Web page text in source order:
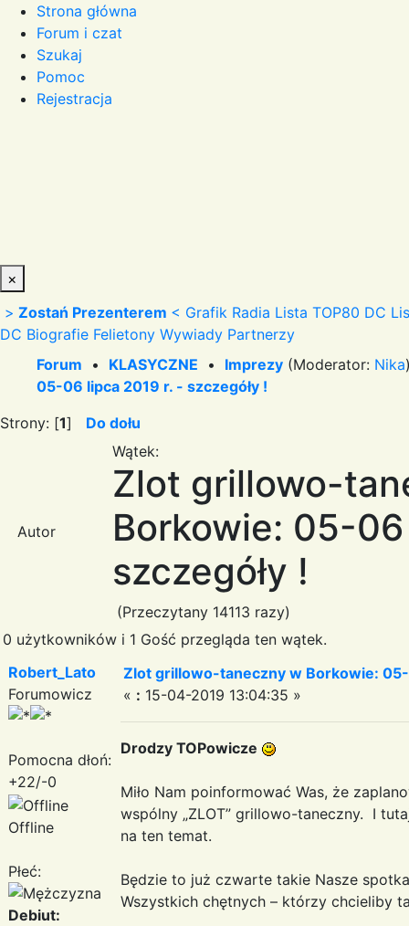
Strona główna
Forum i czat
Szukaj
Pomoc
Rejestracja
×
> Zostań Prezenterem < Grafik Radia Lista TOP80 DC
DC Biografie Felietony Wywiady Partnerzy
Forum • KLASYCZNE • Imprezy (Moderator: Nika
05-06 lipca 2019 r. - szczegóły !
Strony: [1] Do dołu
Autor
Wątek:
Zlot grillowo-
Borkowie: 05-
szczegóły !
(Przeczytany 14113 razy)
0 użytkowników i 1 Gość przegląda ten wątek.
Robert_Lato
Forumowicz
Pomocna dłoń:
+22/-0
Offline
Płeć:
Debiut:
Zlot grillowo-taneczny w Borkowie:
« : 15-04-2019 13:04:35 »
Drodzy TOPowicze
Miło Nam poinformować Was, że
wspólny „ZLOT” grillowo-taneczny. I
na ten temat.
Będzie to już czwarte takie Nasze
Wszystkich chętnych – którzy chcieliby